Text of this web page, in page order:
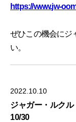
https://www.jw-
ぜひこの機会にジ
い。
2022.10.10
ジャガー・ルク
10/30